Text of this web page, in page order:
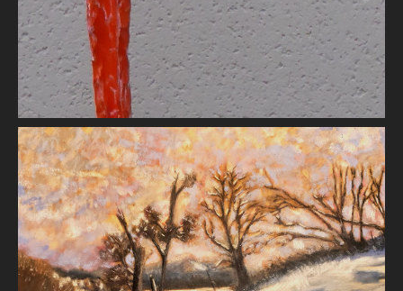
L'hiver est là